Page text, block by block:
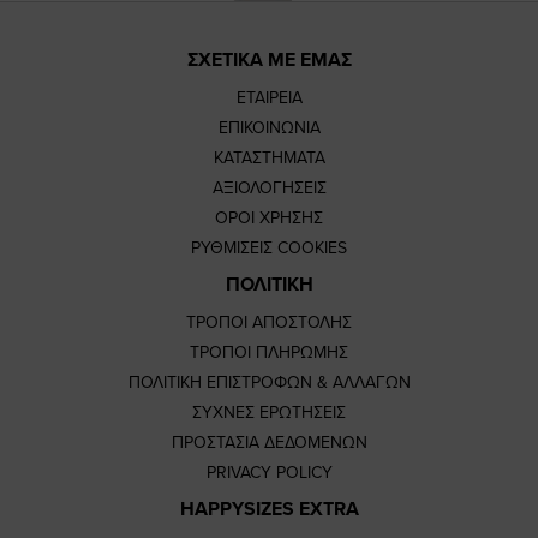
ΣΧΕΤΙΚΑ ΜΕ ΕΜΑΣ
ΕΤΑΙΡΕΙΑ
ΕΠΙΚΟΙΝΩΝΙΑ
ΚΑΤΑΣΤΗΜΑΤΑ
ΑΞΙΟΛΟΓΗΣΕΙΣ
ΟΡΟΙ ΧΡΗΣΗΣ
ΡΥΘΜΙΣΕΙΣ COOKIES
ΠΟΛΙΤΙΚΗ
ΤΡΟΠΟΙ ΑΠΟΣΤΟΛΗΣ
ΤΡΟΠΟΙ ΠΛΗΡΩΜΗΣ
ΠΟΛΙΤΙΚΗ ΕΠΙΣΤΡΟΦΩΝ & ΑΛΛΑΓΩΝ
ΣΥΧΝΕΣ ΕΡΩΤΗΣΕΙΣ
ΠΡΟΣΤΑΣΙΑ ΔΕΔΟΜΕΝΩΝ
PRIVACY POLICY
HAPPYSIZES EXTRA